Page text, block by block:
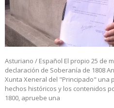
Asturiano / Español El propio 25 de
declaración de Soberanía de 1808
Xunta Xeneral del "Principado" una
hechos históricos y los contenidos
1800, apruebe una